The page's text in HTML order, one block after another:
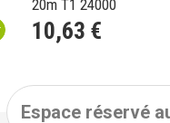
20m T1 24000
10,63 €
Espace réservé